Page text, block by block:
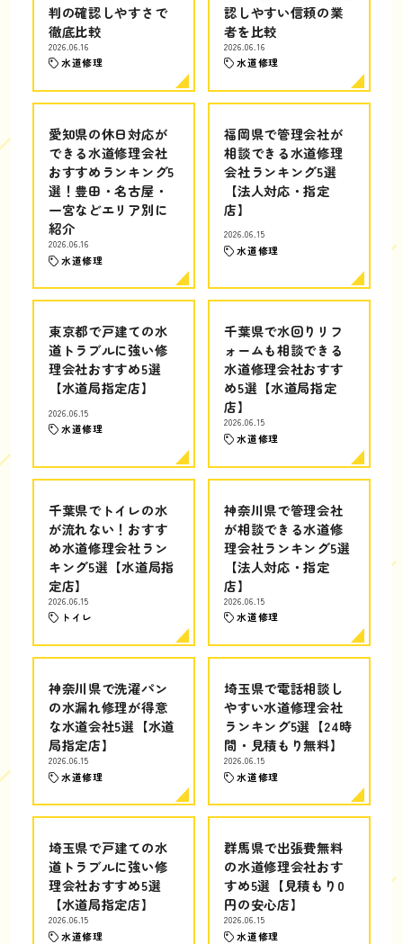
判の確認しやすさで
徹底比較
2026.06.16
水道修理
認しやすい信頼の業
者を比較
2026.06.16
水道修理
愛知県の休日対応が
できる水道修理会社
おすすめランキング5
選！豊田・名古屋・
一宮などエリア別に
紹介
2026.06.16
水道修理
福岡県で管理会社が
相談できる水道修理
会社ランキング5選
【法人対応・指定
店】
2026.06.15
水道修理
東京都で戸建ての水
道トラブルに強い修
理会社おすすめ5選
【水道局指定店】
2026.06.15
水道修理
千葉県で水回りリフ
ォームも相談できる
水道修理会社おすす
め5選【水道局指定
店】
2026.06.15
水道修理
千葉県でトイレの水
が流れない！おすす
め水道修理会社ラン
キング5選【水道局指
定店】
2026.06.15
トイレ
神奈川県で管理会社
が相談できる水道修
理会社ランキング5選
【法人対応・指定
店】
2026.06.15
水道修理
神奈川県で洗濯パン
の水漏れ修理が得意
な水道会社5選【水道
局指定店】
2026.06.15
水道修理
埼玉県で電話相談し
やすい水道修理会社
ランキング5選【24時
間・見積もり無料】
2026.06.15
水道修理
埼玉県で戸建ての水
道トラブルに強い修
理会社おすすめ5選
【水道局指定店】
2026.06.15
水道修理
群馬県で出張費無料
の水道修理会社おす
すめ5選【見積もり0
円の安心店】
2026.06.15
水道修理